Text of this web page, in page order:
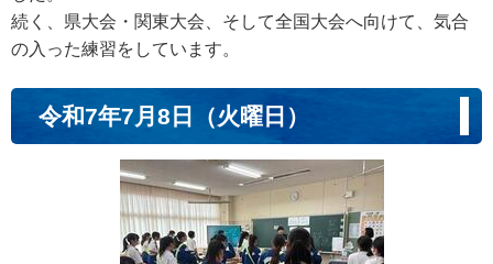
続く、県大会・関東大会、そして全国大会へ向けて、気合
の入った練習をしています。
令和7年7月8日（火曜日）